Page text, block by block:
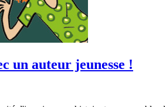
un auteur jeunesse !